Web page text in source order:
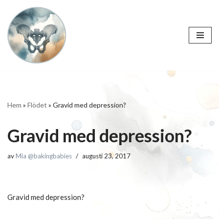
Hoppa
till
innehåll
Hem » Flödet » Gravid med depression?
Gravid med depression?
avMia @bakingbabies augusti 23, 2017
Gravid med depression?